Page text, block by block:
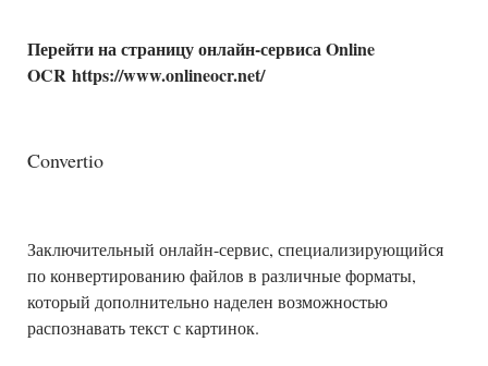
Перейти на страницу онлайн-сервиса Online
OCR https://www.onlineocr.net/
Convertio
Заключительный онлайн-сервис, специализирующийся
по конвертированию файлов в различные форматы,
который дополнительно наделен возможностью
распознавать текст с картинок.